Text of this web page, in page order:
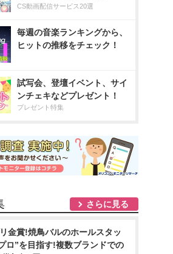
CS動画配信サービス20選
毎週の音楽ランキングから、
ヒットの推移をチェック！
試写会、登壇イベント、サイ
ンチェキなどプレゼント！
プレゼント特集
さらに見る
金賞!焼鳥バルのホールスタッ
ロ”を目指す!複数ブランドでの